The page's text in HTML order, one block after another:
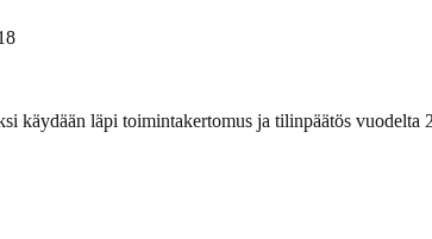
käydään läpi toimintakertomus ja tilinpäätös